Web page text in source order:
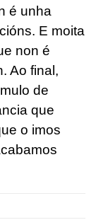
é unha
E moita
non é
Ao final,
de
que
o imos